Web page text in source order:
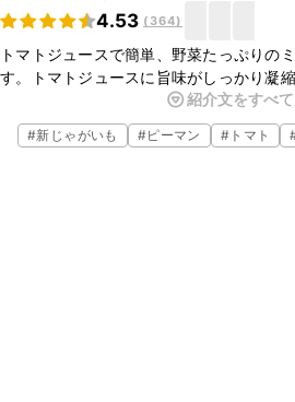
4.53 ( 364)
トマトジュースで簡単、野菜たっぷりの
す。トマトジュースに旨味がしっかり凝
味しいスープになります。ぜひお試しくだ
紹介文をすべ
#新じゃがいも #ピーマン # トマト